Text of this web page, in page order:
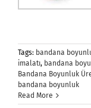
Tags: bandana
imalatı, bandana
Bandana Boyunluk
bandana boyunluk
Read More